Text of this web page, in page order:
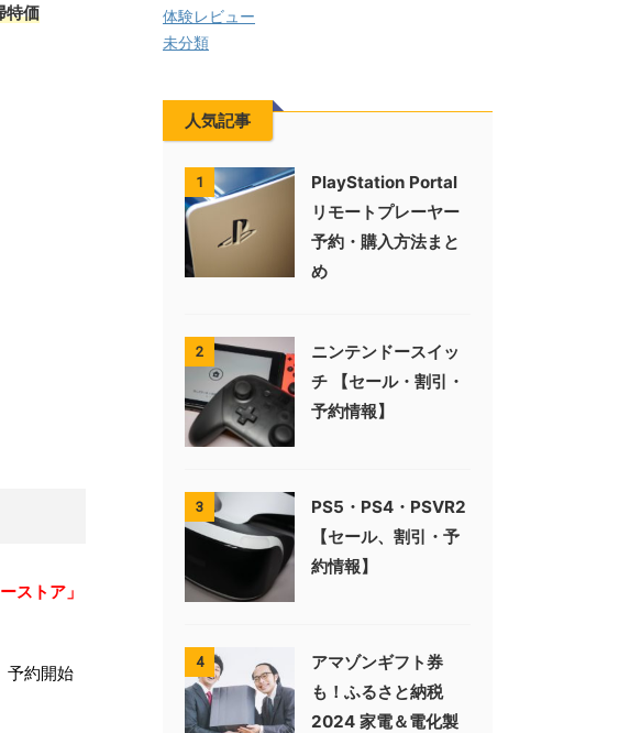
特価
ストア」
予約開始
体験レビュー
未分類
人気記事
1
PlayStation Portal
リモートプレーヤー
予約・購入方法まと
め
2
ニンテンドースイッ
チ 【セール・割引・
予約情報】
3
PS5・PS4・PSVR2
【セール、割引・予
約情報】
4
アマゾンギフト券
も！ふるさと納税
2024 家電＆電化製